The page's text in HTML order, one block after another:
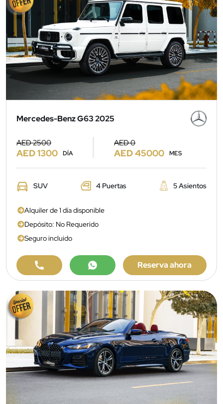
Mercedes-Benz G63 2025
AED 2500
AED 1300 DÍA
AED 0
AED 45000 MES
SUV 4 Puertas 5 Asientos
Alquiler de 1 día disponible
Depósito: No Requerido
Seguro incluido
Reserva ahora